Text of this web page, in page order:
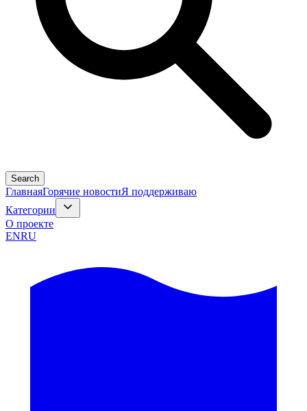
Search
ГлавнаяГорячие новостиЯ поддерживаю
Категории
О проекте
ENRU